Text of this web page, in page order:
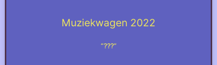
Muziekwagen 2022
“???”